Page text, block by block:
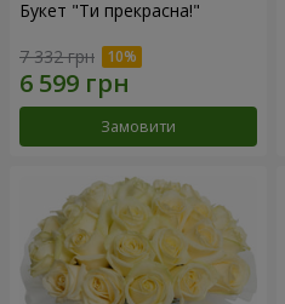
Букет "Ти прекрасна!"
7 332 грн
Замовити